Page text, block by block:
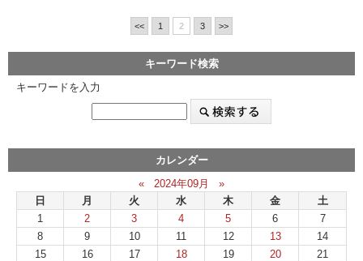
<< 1 2 3 >>
キーワード検索
キーワードを入力
カレンダー
«
2024年09月
»
日
月 火 水 木 金
土
1
2 3 4 5 6
7
8
9 10 11 12 13
14
15
16 17 18 19 20
21